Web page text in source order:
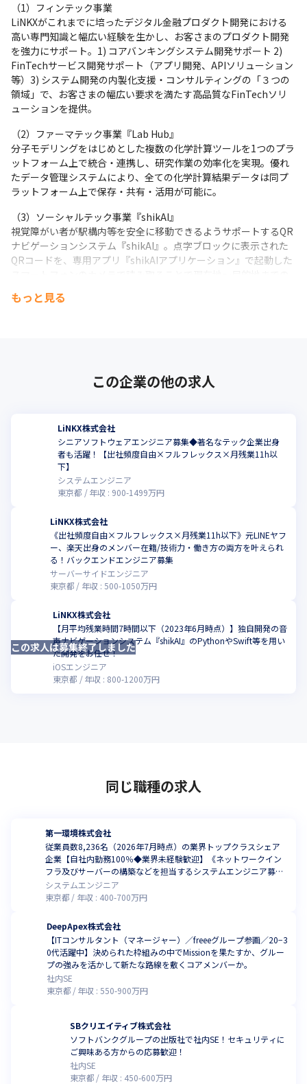
（1）フィンテック事業
LiNKXがこれまでに培ったデジタル金融プロダクト開発における
高い専門知識と幅広い経験を生かし、お客さまのプロダクト開発
を強力にサポート。1) コアバンキングシステム開発サポート 2)
FinTechサービス開発サポート（アプリ開発、APIソリューション
等）3) システム開発の内製化支援・コンサルティングの「３つの
領域」で、お客さまの幅広い要求を満たす高品質なFinTechソリ
ューションを提供。
（2）ファーマテック事業『Lab Hub』
分子モデリングをはじめとした複数の化学計算ツールを1つのプラ
ットフォーム上で統合・連携し、研究作業の効率化を実現。優れ
たデータ管理システムにより、全ての化学計算結果データは同プ
ラットフォーム上で保存・共有・活用が可能に。
（3）ソーシャルテック事業『shikAI』
視覚障がい者が駅構内等を安全に移動できるようサポートするQR
ナビゲーションシステム『shikAI』。点字ブロックに表示された
QRコードを、専用アプリ『shikAIアプリケーション』で起動した
れぞれのQRコードには正確な位置情報が紐付けられており、迷う
もっと見る
この企業の他の求人
LiNKX株式会社
シニアソフトウェアエンジニア募集◆著名なテック企業出身
者も活躍！【出社頻度自由×フルフレックス×月残業11h以
下】
システムエンジニア
東京都
年収 : 900-1499万円
LiNKX株式会社
《出社頻度自由×フルフレックス×月残業11h以下》元LINEヤフ
ー、楽天出身のメンバー在籍/技術力・働き方の両方を叶えられ
る！バックエンドエンジニア募集
サーバーサイドエンジニア
東京都
年収 : 500-1050万円
LiNKX株式会社
【月平均残業時間7時間以下（2023年6月時点）】独自開発の音
声ナビゲーションシステム『shikAI』のPythonやSwift等を用い
た開発をお任せ！
iOSエンジニア
東京都
年収 : 800-1200万円
この求人は募集終了しました
同じ職種の求人
第一環境株式会社
従業員数8,236名（2026年7月時点）の業界トップクラスシェア
企業【⾃社内勤務100％◆業界未経験歓迎】《ネットワークイン
フラ及びサーバーの構築などを担当するシステムエンジニア募
集》
システムエンジニア
東京都
年収 : 400-700万円
DeepApex株式会社
【ITコンサルタント（マネージャー）／freeeグループ参画／20−3
0代活躍中】決められた枠組みの中でMissionを果たすか、グルー
プの強みを活かして新たな路線を敷くコアメンバーか。
社内SE
東京都
年収 :550-900万円
SBクリエイティブ株式会社
ソフトバンクグループの出版社で社内SE！セキュリティに
ご興味ある方からの応募歓迎！
社内SE
東京都
年収 : 450-600万円